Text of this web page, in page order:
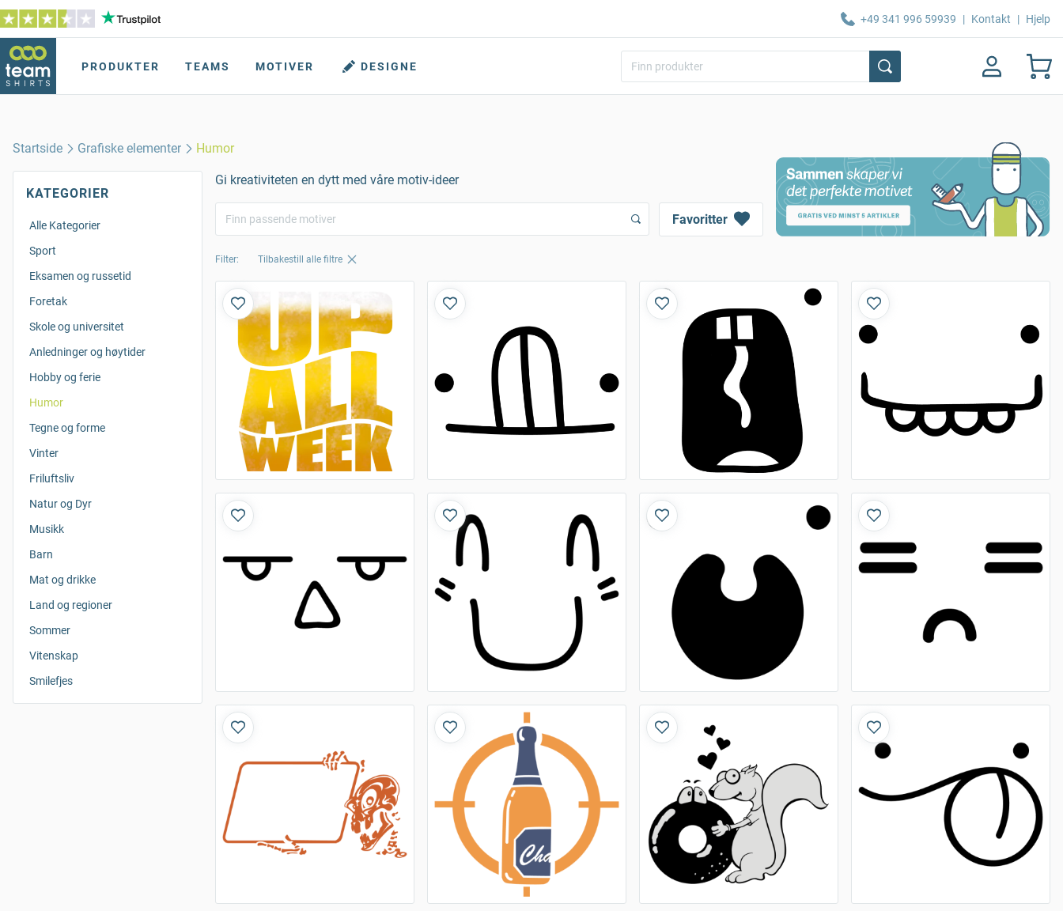
+49 341 996 59939 | Kontakt | Hjelp
PRODUKTER TEAMS MOTIVER DESIGNE
KATEGORIER
Alle Kategorier
Sport
Eksamen og russetid
Foretak
Skole og universitet
Anledninger og høytider
Hobby og ferie
Humor
Tegne og forme
Vinter
Friluftsliv
Natur og Dyr
Musikk
Barn
Mat og drikke
Land og regioner
Sommer
Vitenskap
Smilefjes
Startside Grafiske elementer Humor
Gi kreativiteten en dytt med våre motiv-ideer
Favoritter
Filter: Tilbakestill alle filtre